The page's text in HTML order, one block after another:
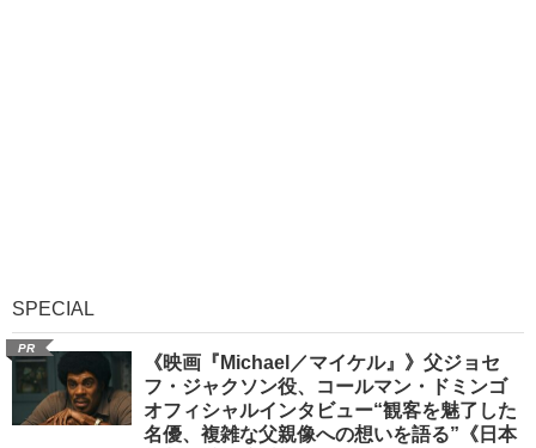
SPECIAL
PR
《映画『Michael／マイケル』》父ジョセ
フ・ジャクソン役、コールマン・ドミンゴ
オフィシャルインタビュー“観客を魅了した
名優、複雑な父親像への想いを語る”《日本